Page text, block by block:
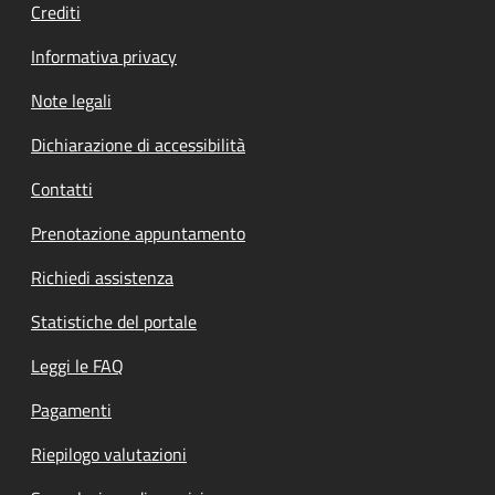
Crediti
Informativa privacy
Note legali
Dichiarazione di accessibilità
Contatti
Prenotazione appuntamento
Richiedi assistenza
Statistiche del portale
Leggi le FAQ
Pagamenti
Riepilogo valutazioni